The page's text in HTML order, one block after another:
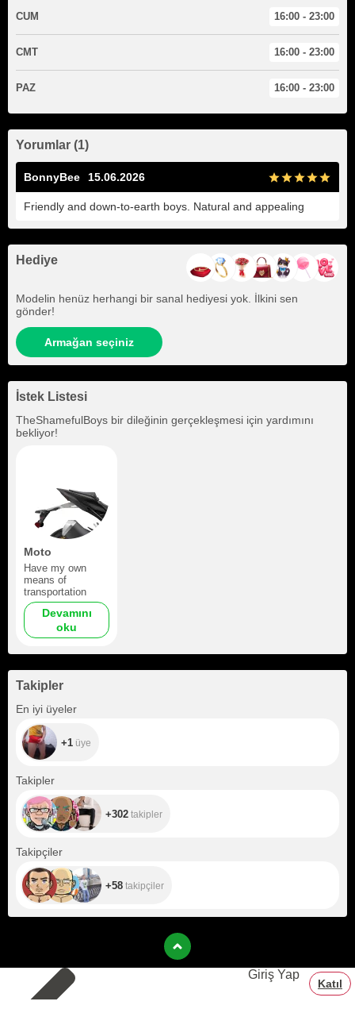
CUM 16:00 - 23:00
CMT 16:00 - 23:00
PAZ 16:00 - 23:00
Yorumlar (1)
BonnyBee 15.06.2026
Friendly and down-to-earth boys. Natural and appealing
Hediye
Modelin henüz herhangi bir sanal hediyesi yok. İlkini sen
gönder!
Armağan seçiniz
İstek Listesi
TheShamefulBoys bir dileğinin gerçekleşmesi için yardımını
bekliyor!
Moto
Have my own
means of
transportation
Devamını
oku
Takipler
En iyi üyeler
+1
+1 üye
Takipler
+302 takipler
Takipçiler
+58 takipçiler
Giriş Yap
Katıl